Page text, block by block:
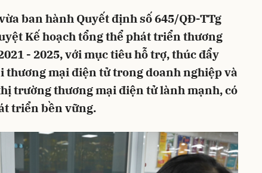
ban hành Quyết định số 645/QĐ-TTg
Kế hoạch tổng thể phát triển thương
- 2025, với mục tiêu hỗ trợ, thúc đẩy
thương mại điện tử trong doanh nghiệp và
trường thương mại điện tử lành mạnh, có
triển bền vững.